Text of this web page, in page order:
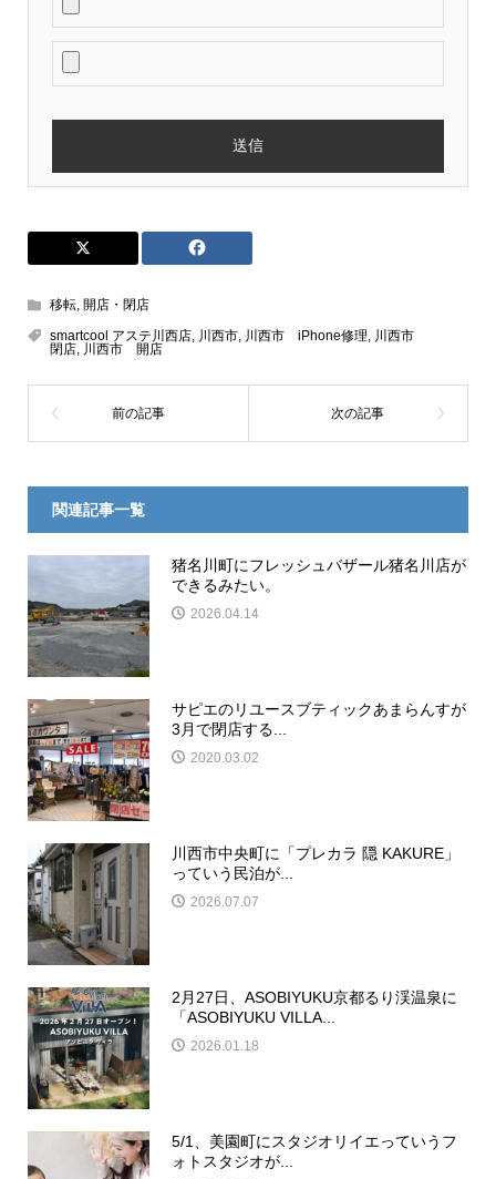
移転, 開店・閉店
smartcool アステ川西店, 川西市, 川西市 iPhone修理, 川西市
閉店, 川西市 開店
関連記事一覧
猪名川町にフレッシュバザール猪名川店が
できるみたい。
2026.04.14
サピエのリユースブティックあまらんすが
3月で閉店する...
2020.03.02
川西市中央町に「プレカラ 隠 KAKURE」
っていう民泊が...
2026.07.07
2月27日、ASOBIYUKU京都るり渓温泉に
「ASOBIYUKU VILLA...
2026.01.18
5/1、美園町にスタジオリイエっていうフ
ォトスタジオが...